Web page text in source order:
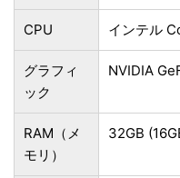
CPU インテル
グラフィ
ック
NVIDIA
RAM（メ
モリ）
32GB